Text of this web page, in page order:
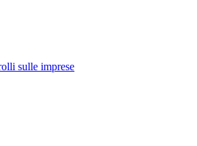
sulle imprese